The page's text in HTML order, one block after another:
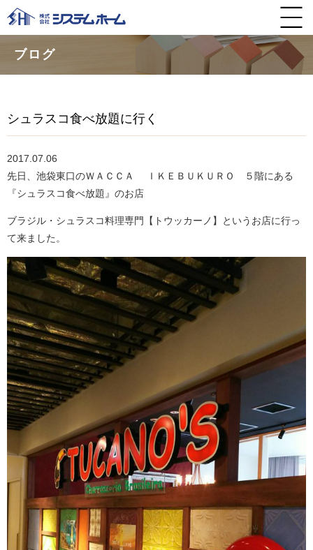
ブログ
シュラスコ食べ放題に行く
2017.07.06
先日、池袋東口のＷＡＣＣＡ ＩＫＥＢＵＫＵＲＯ ５階にある
『シュラスコ食べ放題』のお店
ブラジル・シュラスコ料理専門【トウッカーノ】というお店に行っ
て来ました。